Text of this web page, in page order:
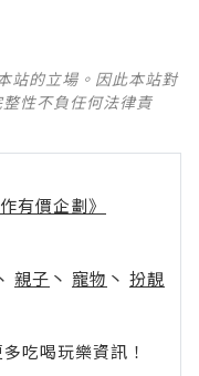
站的立場。因此本站對
性不負任何法律責
有價企劃》
親子 丶 寵物 丶 扮靚
吃喝玩樂資訊！